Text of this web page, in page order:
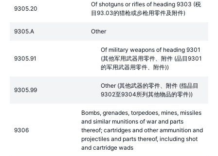
9305.20
Of shotguns or rifles of heading 9303 (税
目93.03的猎枪或步枪用零件及附件)
9305.A Other
9305.91
Of military weapons of heading 9301
(其他军用武器用零件、附件 (品目9301
的军用武器用零件、附件))
9305.99
Other (其他武器的零件、附件 (指品目
9302至9304所列其他物品的零件))
9306
Bombs, grenades, torpedoes, mines, missiles
and similar munitions of war and parts
thereof; cartridges and other ammunition and
projectiles and parts thereof, including shot
and cartridge wads